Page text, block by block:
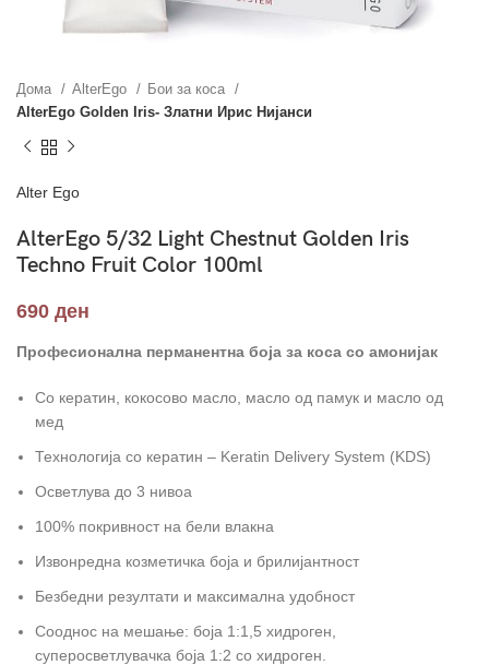
Дома AlterEgo
Бои за коса
AlterEgo Golden Iris- Златни Ирис Нијанси
Alter Ego
AlterEgo 5/32 Light Chestnut Golden Iris
Techno Fruit Color 100ml
690 ден
Професионална перманентна боја за коса со амонијак
Со кератин, кокосово масло, масло од памук и масло од
мед
Технологија со кератин – Keratin Delivery System (KDS)
Осветлува до 3 нивоа
100% покривност на бели влакна
Извонредна козметичка боја и брилијантност
Безбедни резултати и максимална удобност
Сооднос на мешање: боја 1:1,5 хидроген,
суперосветлувачка боја 1:2 со хидроген.